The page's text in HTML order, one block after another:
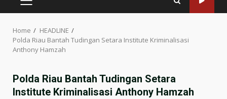
PRIMARY
Home
HEADLINE
Polda Riau Bantah Tudingan Setara Institute Kriminalisasi
Anthony Hamzah
Polda Riau Bantah Tudingan Setara
Institute Kriminalisasi Anthony Hamzah